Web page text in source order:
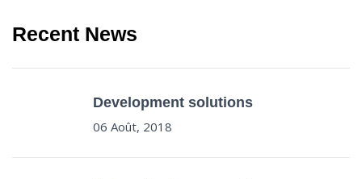
Recent News
Development solutions
06 Août, 2018